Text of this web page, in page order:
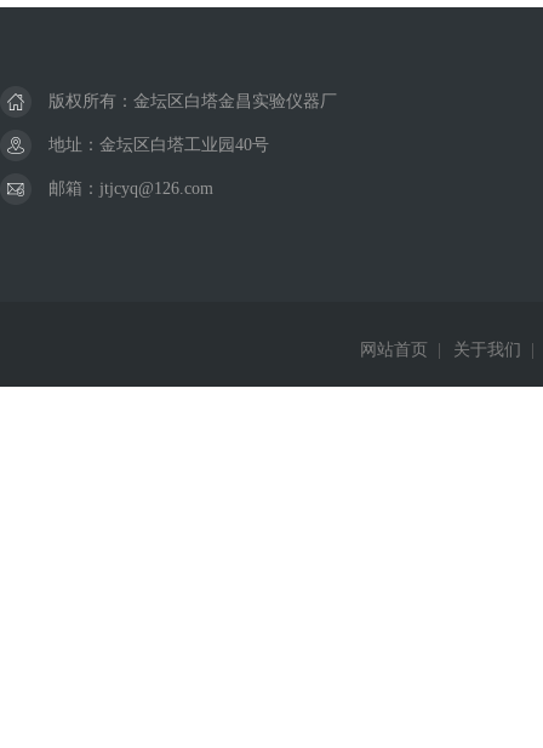
版权所有：金坛区白塔金昌实验仪器厂
地址：金坛区白塔工业园40号
邮箱：jtjcyq@126.com
网站首页 关于我们